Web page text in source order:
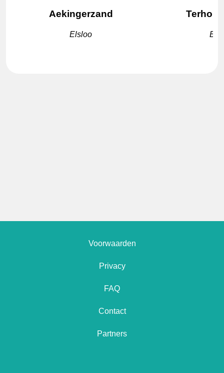
Aekingerzand
Elsloo
Voorwaarden
Privacy
FAQ
Contact
Partners